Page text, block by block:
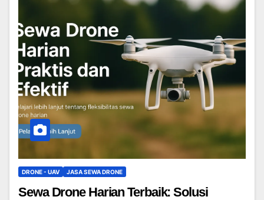
DRONE - UAV JASA SEWA DRONE
Sewa Drone Harian Terbaik: Solusi